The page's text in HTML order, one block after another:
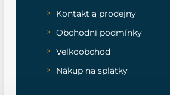
Kontakt a prodejny
Obchodní podmínky
Velkoobchod
Nákup na splátky